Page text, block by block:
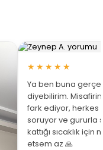
★★★★★
Ya ben buna
diyebilirim.
fark ediyor, herkes
soruyor ve gururla
kattığı sıcaklık
etsem az 🙏